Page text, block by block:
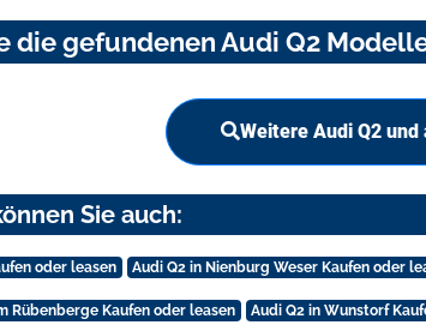
die gefundenen Audi Q2
Weitere Audi Q2
Sie auch:
oder leasen Audi Q2 in Nienburg Weser Kaufen oder
Rübenberge Kaufen oder leasen Audi Q2 in Wunstorf